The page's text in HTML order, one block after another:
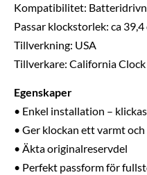
Kompatibilitet:
Passar klockstorlek: ca 39,4
Tillverkning: USA
Tillverkare: California
Egenskaper
• Enkel installation –
• Ger klockan ett varmt
• Äkta originalreservdel
• Perfekt passform för